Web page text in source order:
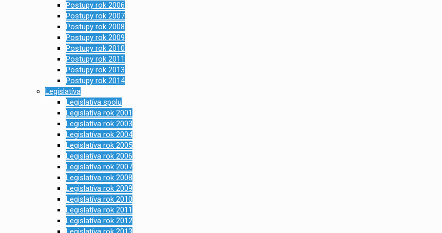
Postupy rok 2006
Postupy rok 2007
Postupy rok 2008
Postupy rok 2009
Postupy rok 2010
Postupy rok 2011
Postupy rok 2013
Postupy rok 2014
Legislatíva
Legislatíva spolu
Legislatíva rok 2001
Legislatíva rok 2003
Legislatíva rok 2004
Legislatíva rok 2005
Legislatíva rok 2006
Legislatíva rok 2007
Legislatíva rok 2008
Legislatíva rok 2009
Legislatíva rok 2010
Legislatíva rok 2011
Legislatíva rok 2012